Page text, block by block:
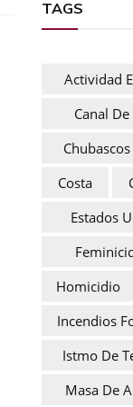
TAGS
Actividad
Canal
Chubascos
Costa
Estados
Homicidio
Incendios
Istmo De
Masa De